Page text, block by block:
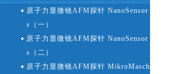
原子力显微镜AFM探针 NanoSensor
s（一）
原子力显微镜AFM探针 NanoSensor
s（二）
原子力显微镜AFM探针 MikroMasch